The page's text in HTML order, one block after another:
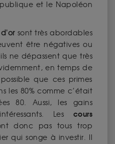
et le Napoléon
sont très abordables
être négatives ou
ne dépassent que très
en temps de
que ces primes
les 80% comme c’était
80. Aussi, les gains
Les cours
donc pas tous trop
qui songe à investir. Il